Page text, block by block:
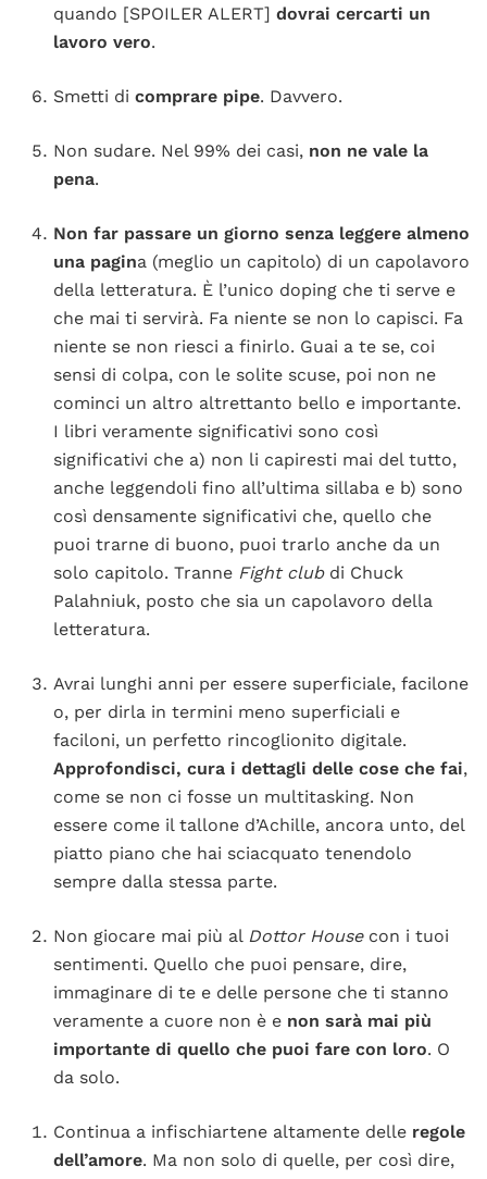
quando [SPOILER ALERT]dovrai cercarti un
lavoro vero.
Smetti dicomprare pipe. Davvero.
Non sudare. Nel 99% dei casi, non ne vale la
pena.
Non far passare un giorno senza leggere almeno
una pagina (meglio un capitolo) di un capolavoro
della letteratura. È l’unico doping che ti serve e
che mai ti servirà. Fa niente se non lo capisci. Fa
niente se non riesci a finirlo. Guai a te se, coi
sensi di colpa, con le solite scuse, poi non ne
cominci un altro altrettanto bello e importante.
I libri veramente significativi sono così
significativi che a) non li capiresti mai del tutto,
anche leggendoli fino all’ultima sillaba e b) sono
così densamente significativi che, quello che
puoi trarne di buono, puoi trarlo anche da un
solo capitolo. Tranne Fight clubdi Chuck
Palahniuk, posto che sia un capolavoro della
letteratura.
Avrai lunghi anni per essere superficiale, facilone
o, per dirla in termini meno superficiali e
faciloni, un perfetto rincoglionito digitale.
Approfondisci, cura i dettagli delle cose che fai,
come se non ci fosse un multitasking. Non
essere come il tallone d’Achille, ancora unto, del
piatto piano che hai sciacquato tenendolo
sempre dalla stessa parte.
Non giocare mai più al Dottor Housecon i tuoi
sentimenti. Quello che puoi pensare, dire,
immaginare di te e delle persone che ti stanno
veramente a cuore non è e non sarà mai più
importante di quello che puoi fare con loro. O
da solo.
Continua a infischiartene altamente delle regole
dell’amore. Ma non solo di quelle, per così dire,